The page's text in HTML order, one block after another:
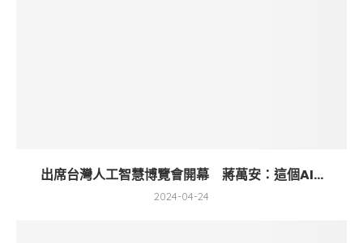
出席台灣人工智慧博覽會開幕 蔣萬安：這個AI...
2024-04-24